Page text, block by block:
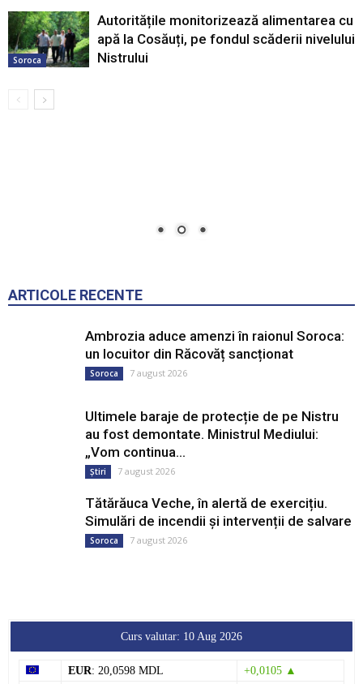
Soroca
Autoritățile monitorizează alimentarea cu
apă la Cosăuți, pe fondul scăderii nivelului
Nistrului
ARTICOLE RECENTE
Ambrozia aduce amenzi în raionul Soroca:
un locuitor din Răcovăț sancționat
Soroca 7 august 2026
Ultimele baraje de protecție de pe Nistru
au fost demontate. Ministrul Mediului:
„Vom continua...
Știri 7 august 2026
Tătărăuca Veche, în alertă de exercițiu.
Simulări de incendii și intervenții de salvare
Soroca 7 august 2026
Curs valutar: 10 Aug 2026
EUR: 20,0598 MDL +0,0105 ▲